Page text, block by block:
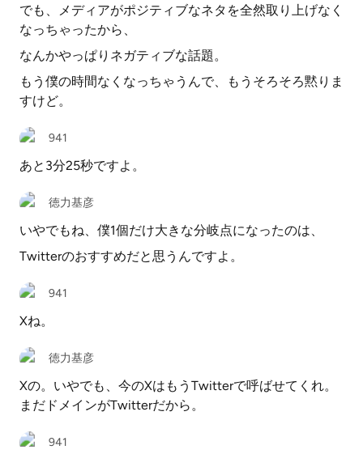
でも、メディアがポジティブなネタを全然取り上げなく
なっちゃったから、
なんかやっぱりネガティブな話題。
もう僕の時間なくなっちゃうんで、もうそろそろ黙りま
すけど。
941
あと3分25秒ですよ。
徳力基彦
いやでもね、僕1個だけ大きな分岐点になったのは、
Twitterのおすすめだと思うんですよ。
941
Xね。
徳力基彦
Xの。いやでも、今のXはもうTwitterで呼ばせてくれ。
まだドメインがTwitterだから。
941